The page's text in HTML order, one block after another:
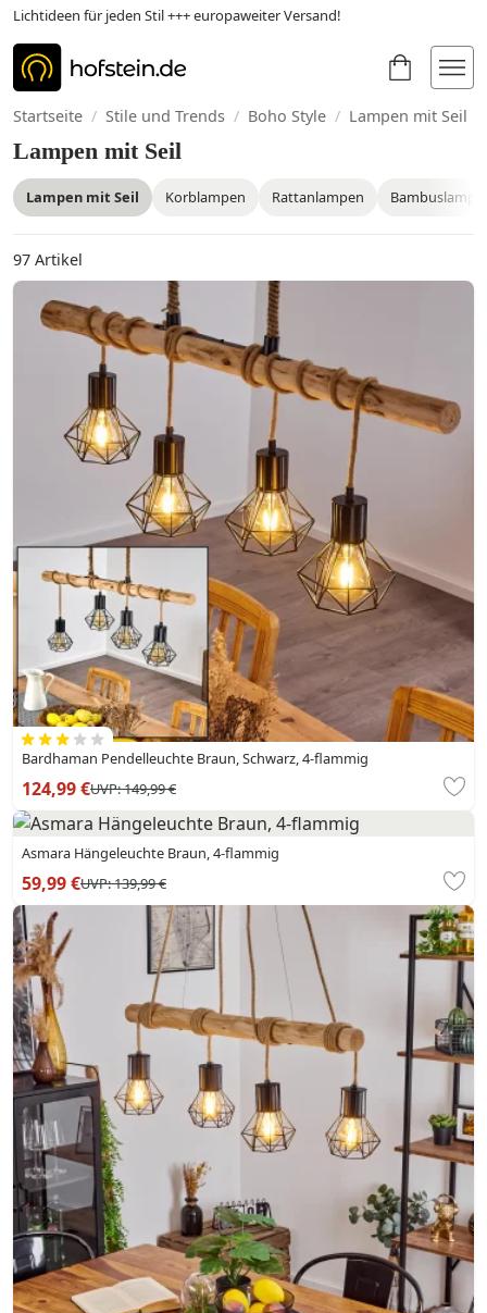
Lichtideen für jeden Stil +++ europaweiter Versand!
Startseite / Stile und Trends / Boho Style / Lampen mit Seil
Lampen mit Seil
Korblampen Rattanlampen
Lampen mit Seil
97 Artikel
Bardhaman Pendelleuchte Braun, Schwarz, 4-flammig
124,99 €UVP:149,99 €
Asmara Hängeleuchte Braun, 4-flammig
59,99 €UVP:139,99 €